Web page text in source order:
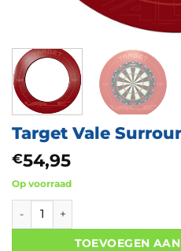
Target Vale
€54,95
Op voorraad
Target Vale Surround Red aantal
TOEVOEGEN